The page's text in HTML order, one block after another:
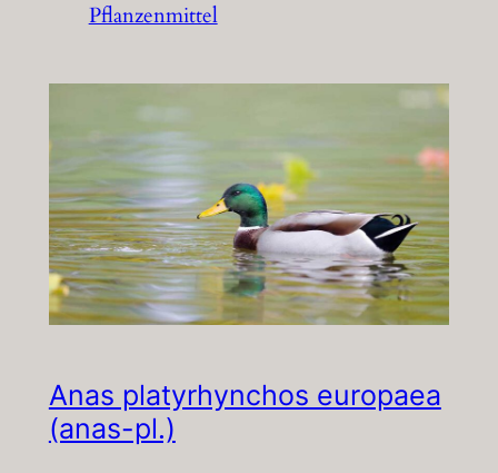
Pflanzenmittel
Anas platyrhynchos europaea
(anas-pl.)